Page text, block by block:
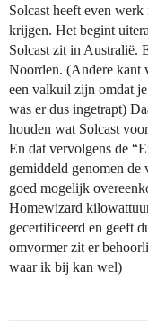
Solcast heeft even
krijgen. Het begint
Solcast zit in Australië.
Noorden. (Andere kant
een valkuil zijn omdat
was er dus ingetrapt)
houden wat Solcast
En dat vervolgens de
gemiddeld genomen
goed mogelijk
Homewizard
gecertificeerd en geeft
omvormer zit er
waar ik bij kan wel)